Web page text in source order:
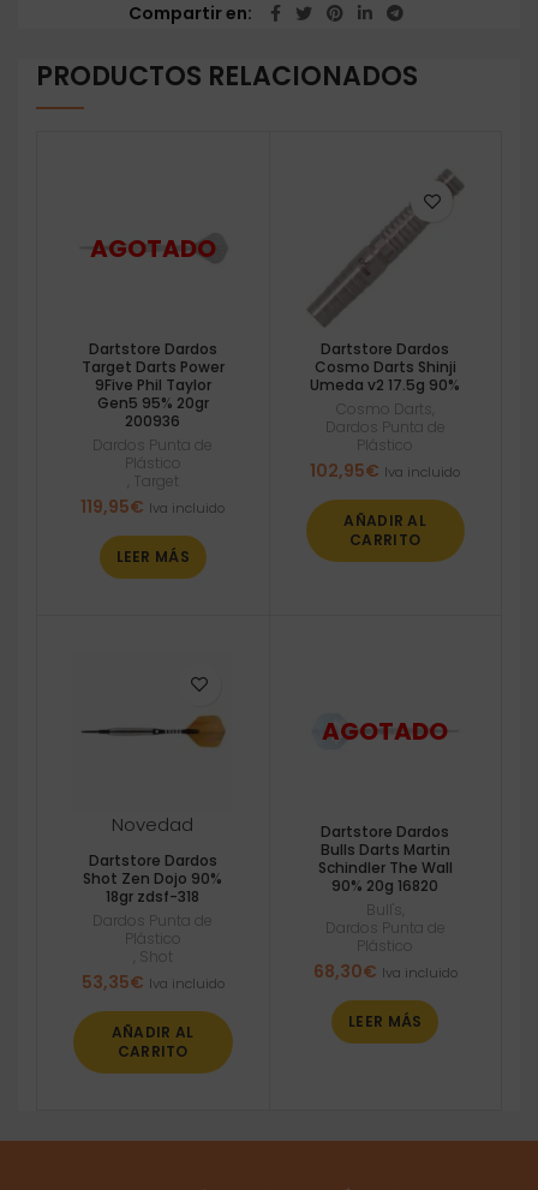
Compartir en
PRODUCTOS RELACIONADOS
Dartstore Dardos
Target Darts Power
9Five Phil Taylor
Gen5 95% 20gr
200936
Dardos Punta de
Plástico
Target
119,95€ Iva incluido
LEER MÁS
Dartstore Dardos
Cosmo Darts Shinji
Umeda v2 17.5g 90%
Cosmo Darts
Dardos Punta de
Plástico
102,95€ Iva incluido
AÑADIR AL
CARRITO
Novedad
Dartstore Dardos
Shot Zen Dojo 90%
18gr zdsf-318
Dardos Punta de
Plástico
Shot
53,35€ Iva incluido
AÑADIR AL
CARRITO
Dartstore Dardos
Bulls Darts Martin
Schindler The Wall
90% 20g 16820
Bull's
Dardos Punta de
Plástico
68,30€ Iva incluido
LEER MÁS